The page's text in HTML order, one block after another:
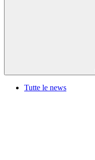
Tutte le news